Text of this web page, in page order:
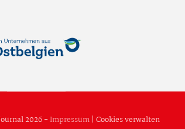
2026 -Impressum |Cookies verwalten